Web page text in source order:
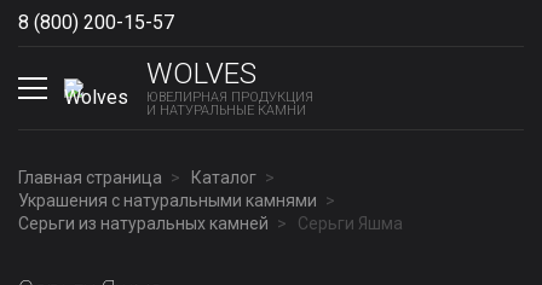
8 (800) 200-15-57
WOLVES
ЮВЕЛИРНАЯ ПРОДУКЦИЯ
И НАТУРАЛЬНЫЕ КАМНИ
Главная страница
Каталог
Украшения с натуральными камнями
Серьги из натуральных камней
Серьги Яшма